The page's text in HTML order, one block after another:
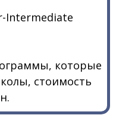
Intermediate
которые
стоимость